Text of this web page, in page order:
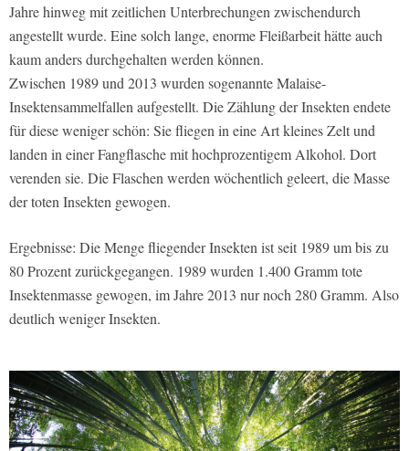
Jahre hinweg mit zeitlichen Unterbrechungen zwischendurch
angestellt wurde. Eine solch lange, enorme Fleißarbeit hätte auch
kaum anders durchgehalten werden können.
Zwischen 1989 und 2013 wurden sogenannte Malaise-
Insektensammelfallen aufgestellt. Die Zählung der Insekten endete
für diese weniger schön: Sie fliegen in eine Art kleines Zelt und
landen in einer Fangflasche mit hochprozentigem Alkohol. Dort
verenden sie. Die Flaschen werden wöchentlich geleert, die Masse
der toten Insekten gewogen.
Ergebnisse: Die Menge fliegender Insekten ist seit 1989 um bis zu
80 Prozent zurückgegangen. 1989 wurden 1.400 Gramm tote
Insektenmasse gewogen, im Jahre 2013 nur noch 280 Gramm. Also
deutlich weniger Insekten.